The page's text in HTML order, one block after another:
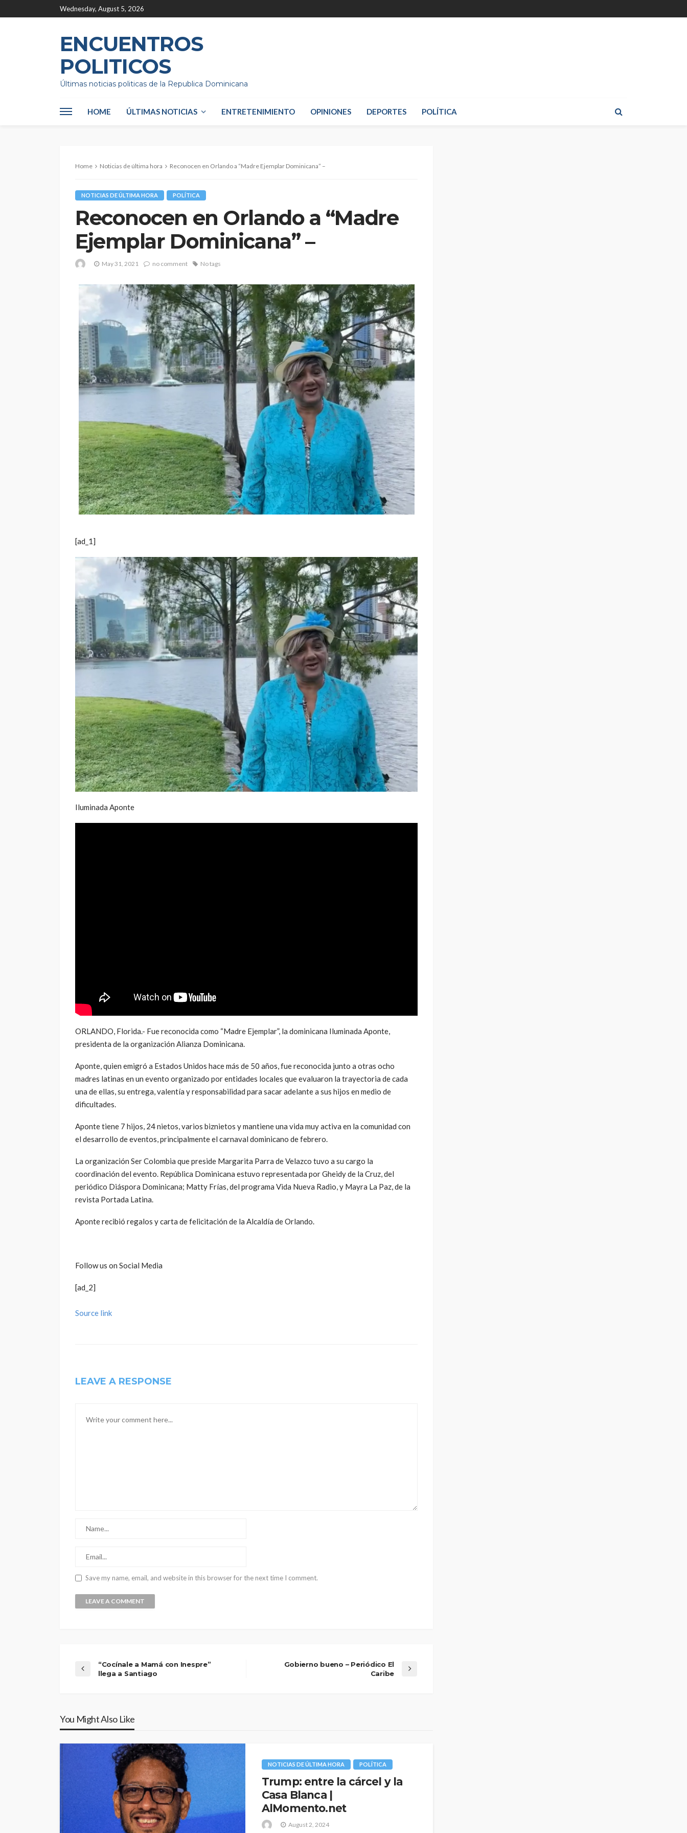
Wednesday, August 5, 2026
ENCUENTROS
POLITICOS
Últimas noticias politicas de la Republica Dominicana
HOME ÚLTIMAS NOTICIAS ENTRETENIMIENTO OPINIONES DEPORTES POLÍTICA
Home Noticias de última hora Reconocen en Orlando a “Madre Ejemplar Dominicana” –
NOTICIAS DE ÚLTIMA HORA POLÍTICA
Reconocen en Orlando a “Madre
Ejemplar Dominicana” –
May 31, 2021 no comment No tags
[ad_1]
Iluminada Aponte
ORLANDO, Florida.- Fue reconocida como “Madre Ejemplar”, la dominicana Iluminada Aponte,
presidenta de la organización Alianza Dominicana.
Aponte, quien emigró a Estados Unidos hace más de 50 años, fue reconocida junto a otras ocho
madres latinas en un evento organizado por entidades locales que evaluaron la trayectoria de cada
una de ellas, su entrega, valentía y responsabilidad para sacar adelante a sus hijos en medio de
dificultades.
Aponte tiene 7 hijos, 24 nietos, varios biznietos y mantiene una vida muy activa en la comunidad con
el desarrollo de eventos, principalmente el carnaval dominicano de febrero.
La organización Ser Colombia que preside Margarita Parra de Velazco tuvo a su cargo la
coordinación del evento. República Dominicana estuvo representada por Gheidy de la Cruz, del
periódico Diáspora Dominicana; Matty Frías, del programa Vida Nueva Radio, y Mayra La Paz, de la
revista Portada Latina.
Aponte recibió regalos y carta de felicitación de la Alcaldía de Orlando.
Follow us on Social Media
[ad_2]
Source link
LEAVE A RESPONSE
Save my name, email, and website in this browser for the next time I comment.
“Cocínale a Mamá con Inespre”
llega a Santiago
Gobierno bueno – Periódico El
Caribe
You Might Also Like
NOTICIAS DE ÚLTIMA HORA POLÍTICA
Trump: entre la cárcel y la
Casa Blanca |
AlMomento.net
August 2, 2024